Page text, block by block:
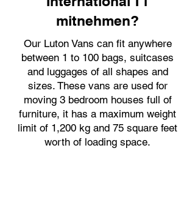
mitnehmen?
Our Luton Vans can fit anywhere
between 1 to 100 bags, suitcases
and luggages of all shapes and
sizes. These vans are used for
moving 3 bedroom houses full of
furniture, it has a maximum weight
limit of 1,200 kg and 75 square feet
worth of loading space.